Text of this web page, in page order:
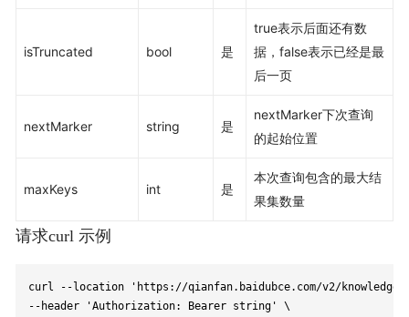
isTruncated bool 是
true表示后面还有数
据，false表示已经是最
后一页
nextMarker string 是
nextMarker下次查询
的起始位置
maxKeys int 是
本次查询包含的最大结
果集数量
请求curl 示例
curl --location 'https://qianfan.baidubce.com/v2/
--header 'Authorization: Bearer string' \